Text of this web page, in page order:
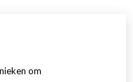
om